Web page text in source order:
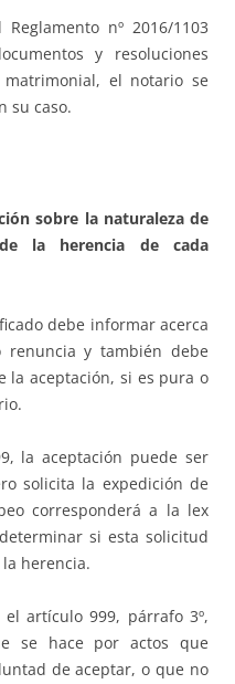
nº 2016/1103
y resoluciones
el notario se
su caso.
sobre la naturaleza de
la herencia de cada
debe informar acerca
y también debe
la aceptación, si es pura o
la aceptación puede ser
solicita la expedición de
corresponderá a la lex
si esta solicitud
herencia.
artículo 999, párrafo 3º,
se hace por actos que
de aceptar, o que no